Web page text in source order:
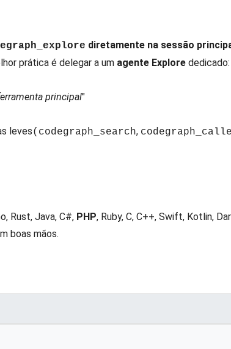
diretamente na sessão
prática é delegar a um agente Explore dedicado:
principal"
leves(codegraph_search,
Rust, Java, C#, PHP, Ruby, C, C++, Swift, Kotlin,
boas mãos.